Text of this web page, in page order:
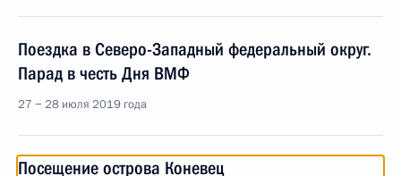
Поездка в Северо-Западный федеральный округ.
Парад в честь Дня ВМФ
27 − 28 июля 2019 года
Посещение острова Коневец